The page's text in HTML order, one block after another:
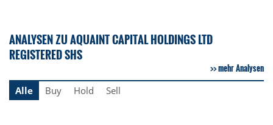
ANALYSEN ZU AQUAINT CAPITAL HOLDINGS LTD
REGISTERED SHS
mehr Analysen
Alle
Buy Hold Sell